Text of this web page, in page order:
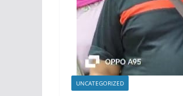
UNCATEGORIZED